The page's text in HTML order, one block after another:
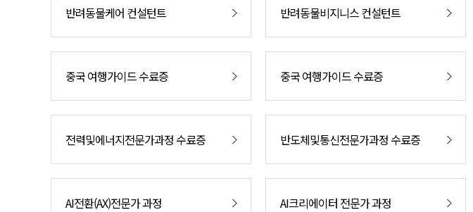
반려동물케어 컨설턴트 반려동물비지니스 컨설턴트
중국 여행가이드 수료증 중국 여행가이드 수료증
전력및에너지전문가과정 수료증 반도체및통신전문가과정 수료증
AI전환(AX)전문가 과정 AI크리에이터 전문가 과정